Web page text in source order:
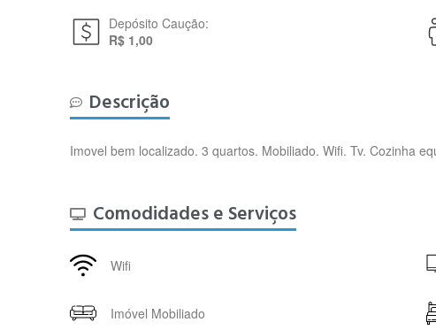
Depósito Caução:
R$ 1,00
Descrição
Imovel bem localizado. 3 quartos. Mobiliado. Wifi. Tv. Cozinha
Comodidades e Serviços
Wifi
Imóvel Mobiliado